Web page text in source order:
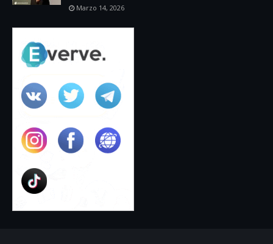
Marzo 14, 2026